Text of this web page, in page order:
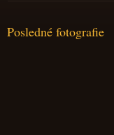
Posledné fotografie